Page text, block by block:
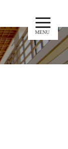
MENU